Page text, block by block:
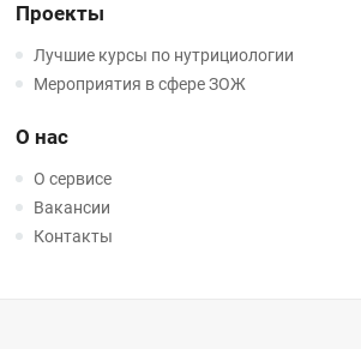
Проекты
Лучшие курсы по нутрициологии
Мероприятия в сфере ЗОЖ
О нас
О сервисе
Вакансии
Контакты